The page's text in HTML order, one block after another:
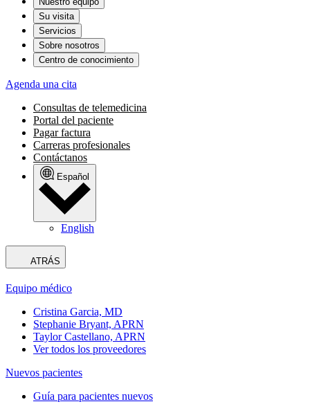
Su visita
Servicios
Sobre nosotros
Centro de conocimiento
Agenda una cita
Consultas de telemedicina
Portal del paciente
Pagar factura
Carreras profesionales
Contáctanos
Español
English
ATRÁS
Equipo médico
Cristina Garcia, MD
Stephanie Bryant, APRN
Taylor Castellano, APRN
Ver todos los proveedores
Nuevos pacientes
Guía para pacientes nuevos